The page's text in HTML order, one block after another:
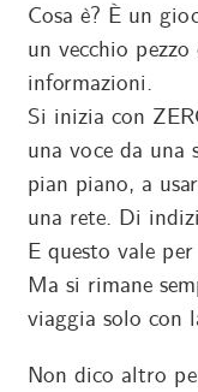
Cosa è? È un
un vecchio
informazioni.
Si inizia con
una voce da una
pian piano, a
una rete. Di
E questo vale
Ma si rimane
viaggia solo con
Non dico altro